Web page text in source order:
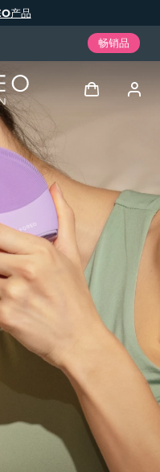
产品
畅销品
用户信息
我的设备
我的订单
我的地址
我的订阅
Español
Português
Русский
繁體中文
预计送达日期8/9/26
预计送达日期8/8/26